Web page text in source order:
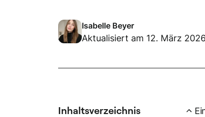
Isabelle Beyer
Aktualisiert am 12. März 2026
Inhaltsverzeichnis